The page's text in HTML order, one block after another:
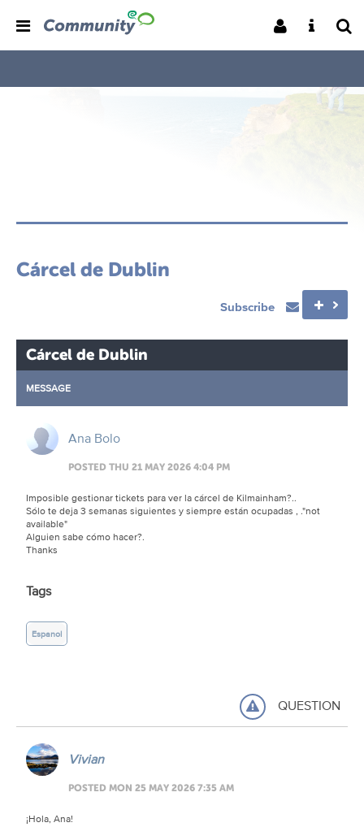
Cárcel de Dublin
Subscribe
Cárcel de Dublin
MESSAGE
Ana Bolo
POSTED THU 21 MAY 2026 4:04 PM
Imposible gestionar tickets para ver la cárcel de Kilmainham?..
Sólo te deja 3 semanas siguientes y siempre están ocupadas , ."not
available"
Alguien sabe cómo hacer?.
Thanks
Tags
Espanol
QUESTION
Vivian
POSTED MON 25 MAY 2026 7:35 AM
¡Hola, Ana!